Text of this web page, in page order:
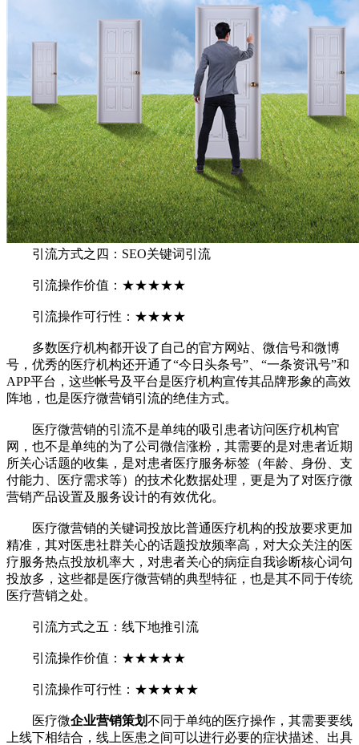
引流方式之四：SEO关键词引流
引流操作价值：★★★★★
引流操作可行性：★★★★
多数医疗机构都开设了自己的官方网站、微信号和微博
号，优秀的医疗机构还开通了“今日头条号”、“一条资讯号”和
APP平台，这些帐号及平台是医疗机构宣传其品牌形象的高效
阵地，也是医疗微营销引流的绝佳方式。
医疗微营销的引流不是单纯的吸引患者访问医疗机构官
网，也不是单纯的为了公司微信涨粉，其需要的是对患者近期
所关心话题的收集，是对患者医疗服务标签（年龄、身份、支
付能力、医疗需求等）的技术化数据处理，更是为了对医疗微
营销产品设置及服务设计的有效优化。
医疗微营销的关键词投放比普通医疗机构的投放要求更加
精准，其对医患社群关心的话题投放频率高，对大众关注的医
疗服务热点投放机率大，对患者关心的病症自我诊断核心词句
投放多，这些都是医疗微营销的典型特征，也是其不同于传统
医疗营销之处。
引流方式之五：线下地推引流
引流操作价值：★★★★★
引流操作可行性：★★★★★
医疗微企业营销策划不同于单纯的医疗操作，其需要要线
上线下相结合，线上医患之间可以进行必要的症状描述、出具